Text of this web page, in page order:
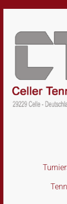
content
Tennisakademie